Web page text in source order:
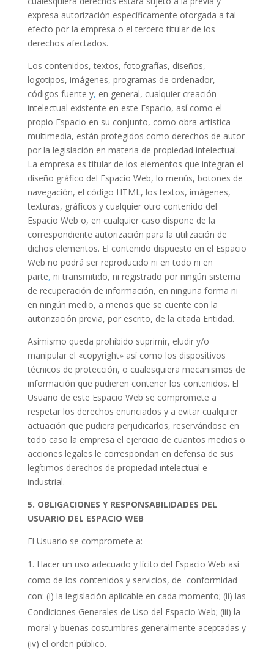
expresa autorización específicamente otorgada a tal
efecto por la empresa o el tercero titular de los
derechos afectados.
Los contenidos, textos, fotografías, diseños,
logotipos, imágenes, programas de ordenador,
códigos fuente y, en general, cualquier creación
intelectual existente en este Espacio, así como el
propio Espacio en su conjunto, como obra artística
multimedia, están protegidos como derechos de autor
por la legislación en materia de propiedad intelectual.
La empresa es titular de los elementos que integran el
diseño gráfico del Espacio Web, lo menús, botones de
navegación, el código HTML, los textos, imágenes,
texturas, gráficos y cualquier otro contenido del
Espacio Web o, en cualquier caso dispone de la
correspondiente autorización para la utilización de
dichos elementos. El contenido dispuesto en el Espacio
Web no podrá ser reproducido ni en todo ni en
parte, ni transmitido, ni registrado por ningún sistema
de recuperación de información, en ninguna forma ni
en ningún medio, a menos que se cuente con la
autorización previa, por escrito, de la citada Entidad.
Asimismo queda prohibido suprimir, eludir y/o
manipular el «copyright» así como los dispositivos
técnicos de protección, o cualesquiera mecanismos de
información que pudieren contener los contenidos. El
Usuario de este Espacio Web se compromete a
respetar los derechos enunciados y a evitar cualquier
actuación que pudiera perjudicarlos, reservándose en
todo caso la empresa el ejercicio de cuantos medios o
acciones legales le correspondan en defensa de sus
legítimos derechos de propiedad intelectual e
industrial.
5. OBLIGACIONES Y RESPONSABILIDADES DEL
USUARIO DEL ESPACIO WEB
El Usuario se compromete a:
Hacer un uso adecuado y lícito del Espacio Web así
como de los contenidos y servicios, de conformidad
con: (i) la legislación aplicable en cada momento; (ii) las
Condiciones Generales de Uso del Espacio Web; (iii) la
moral y buenas costumbres generalmente aceptadas y
(iv) el orden público.